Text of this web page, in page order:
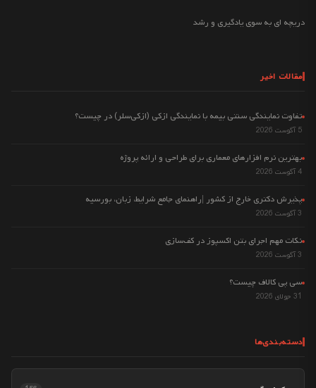
دریچه ای به سوی یادگیری و رشد
مقالات اخیر
تفاوت نمایندگی سنتی بیمه با نمایندگی ازکی (ازکی‌سلر) در چیست؟
5 آگوست 2026
بهترین نرم افزارهای معماری برای طراحی و ارائه پروژه
4 آگوست 2026
پذیرش دکتری خارج از کشور |راهنمای جامع شرایط، زبان، بورسیه
3 آگوست 2026
نکات مهم اجرای بتن اکسپوز در کف‌سازی
3 آگوست 2026
سی پی کالاف چیست؟
31 جولای 2026
دسته‌بندی‌ها